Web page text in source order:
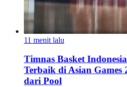
11 menit lalu
Timnas Basket
Terbaik di Asian Games
dari Pool